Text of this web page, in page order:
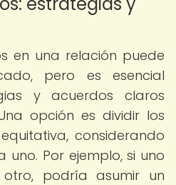
en una relación puede
pero es esencial
y acuerdos claros
opción es dividir los
considerando
uno. Por ejemplo, si uno
podría asumir un